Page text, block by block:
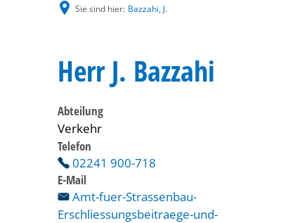
Sie sind hier: Bazzahi, J.
Herr J. Bazzahi
Abteilung
Verkehr
Telefon
02241 900-718
E-Mail
Amt-fuer-Strassenbau-
Erschliessungsbeitraege-und-